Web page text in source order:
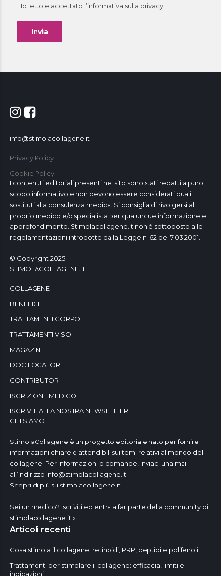
Ho letto e accettato l’informativa sulla privacy
info@stimolacollagene.it
Privacy Policy
Cookie Policy
I contenuti editoriali presenti nel sito sono stati redatti a puro
scopo informativo e non devono essere considerati quali
sostituti alla consulenza medica. Si consiglia di rivolgersi al
proprio medico e/o specialista per qualunque informazione e
approfondimento. Stimolacollagene.it non è sottoposto alle
regolamentazioni introdotte dalla Legge n. 62 del 7.03.2001.
© Copyright 2025
STIMOLACOLLAGENE.IT
COLLAGENE
BENEFICI
TRATTAMENTI CORPO
TRATTAMENTI VISO
MAGAZINE
DOC LOCATOR
CONTRIBUTOR
ISCRIZIONE MEDICO
ISCRIVITI ALLA NOSTRA NEWSLETTER
CHI SIAMO
StimolaCollagene è un progetto editoriale nato per fornire
informazioni chiare e attendibili sui temi relativi al mondo del
collagene. Per informazioni o domande, inviaci una mail
all’indirizzo info@stimolacollagene.it
Scopri di più su stimolacollagene.it
Sei un medico? Iscriviti ed entra a far parte della community di
stimolacollagene.it »
Articoli recenti
Cosa stimola il collagene: retinoidi, PRP, peptidi e polifenoli
Trattamenti per stimolare il collagene: efficacia, limiti e
indicazioni